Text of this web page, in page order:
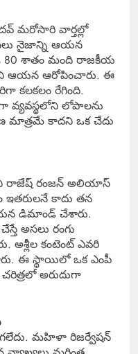
మరోసారి వార్తల్లో
నైజాన్ని ఆయన
80 శాతం మంది రాజకీయ
ఆయన ఆరోపించారు. ఈ
కలకలం రేగింది.
వ్యవస్థలోని లోపాలను
మాత్రమే కాదని ఒక చేదు
రాజేష్ రంజన్ అలియాస్
ఇతరులనే కాదు తన
డిమాండ్ చేశారు.
అసలు రంగు
కంటెంట్ ఎవరి
ఈ స్థాయిలో ఒక ఎంపీ
అరుదుగా
మహిళా రిజర్వేషన్